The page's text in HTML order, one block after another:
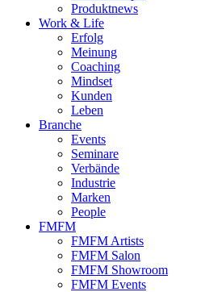
Produktnews
Work & Life
Erfolg
Meinung
Coaching
Mindset
Kunden
Leben
Branche
Events
Seminare
Verbände
Industrie
Marken
People
FMFM
FMFM Artists
FMFM Salon
FMFM Showroom
FMFM Events